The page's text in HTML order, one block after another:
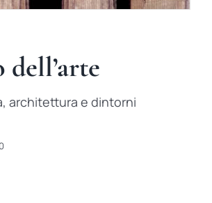
dell’arte
architettura e dintorni